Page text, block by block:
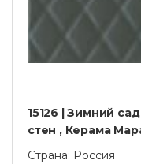
15126 | Зимний
стен , Керама
Страна: Россия